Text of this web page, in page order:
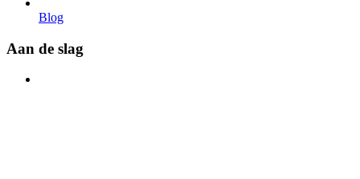
Blog
Aan de slag